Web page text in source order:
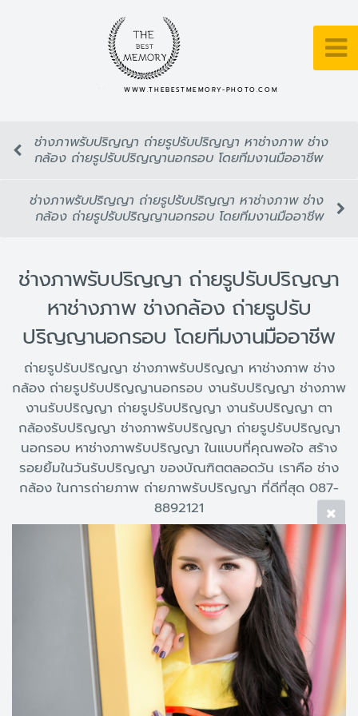
WWW.THEBESTMEMORY-PHOTO.COM
ช่างภาพรับปริญญา ถ่ายรูปรับปริญญา หาช่างภาพ ช่าง
กล้อง ถ่ายรูปรับปริญญานอกรอบ โดยทีมงานมืออาชีพ
ช่างภาพรับปริญญา ถ่ายรูปรับปริญญา หาช่างภาพ ช่าง
กล้อง ถ่ายรูปรับปริญญานอกรอบ โดยทีมงานมืออาชีพ
ช่างภาพรับปริญญา ถ่ายรูปรับปริญญา
หาช่างภาพ ช่างกล้อง ถ่ายรูปรับ
ปริญญานอกรอบ โดยทีมงานมืออาชีพ
ถ่ายรูปรับปริญญา ช่างภาพรับปริญญา หาช่างภาพ ช่าง
กล้อง ถ่ายรูปรับปริญญานอกรอบ งานรับปริญญา ช่างภาพ
งานรับปริญญา ถ่ายรูปรับปริญญา งานรับปริญญา ตา
กล้องรับปริญญา ช่างภาพรับปริญญา ถ่ายรูปรับปริญญา
นอกรอบ หาช่างภาพรับปริญญา ในแบบที่คุณพอใจ สร้าง
รอยยิ้มในวันรับปริญญา ของบัณฑิตตลอดวัน เราคือ ช่าง
กล้อง ในการถ่ายภาพ ถ่ายภาพรับปริญญา ที่ดีที่สุด 087-
8892121